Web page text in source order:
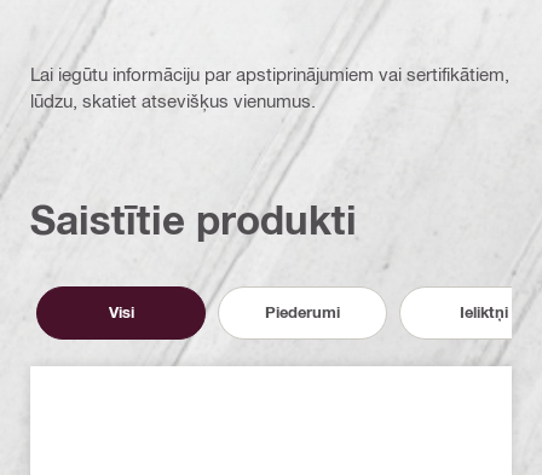
Lai iegūtu informāciju par apstiprinājumiem vai sertifikātiem,
lūdzu, skatiet atsevišķus vienumus.
Saistītie produkti
Visi Piederumi Ieliktņi